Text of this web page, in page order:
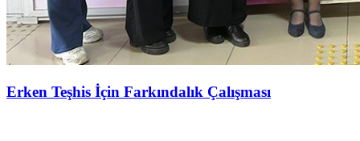
Erken Teşhis İçin Farkındalık Çalışması